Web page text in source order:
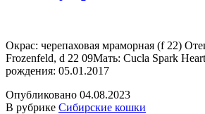
Окрас: черепаховая мраморная (f 22)
Frozenfeld, d 22 09Мать: Cucla Spark
рождения: 05.01.2017
Опубликовано 04.08.2023
В рубрике Сибирские кошки